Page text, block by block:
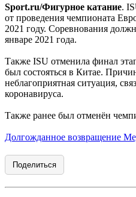
Sport.ru/Фигурное катание.
от проведения чемпионата
2021 году. Соревнования
январе 2021 года.
Также ISU отменила финал
был состояться в Китае.
неблагоприятная ситуация,
коронавируса.
Также ранее был отменён
Долгожданное возвращение
Поделиться